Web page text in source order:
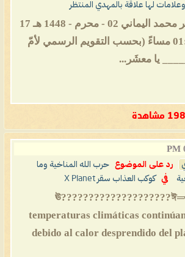
لها علاقة بالمهدي المنتظر
الإمام المهديّ ناصر محمد اليماني 02 - محرم - 1448 هـ 17
- 06 - 2026 مـ 01:41 مساءً (بحسب التقويم الرسمي لأمّ
يا معشَر...
رد على الموضوع
حرب الله المناخية وما
في كوكب العذاب سقر X Planet
temperaturas climáticas
debido al calor desprendido del